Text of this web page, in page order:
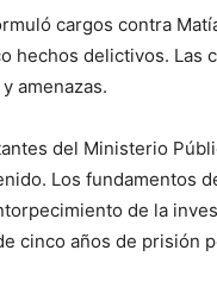
cargos contra
hechos delictivos. Las
amenazas.
del Ministerio
Los fundamentos
de la
cinco años de prisión